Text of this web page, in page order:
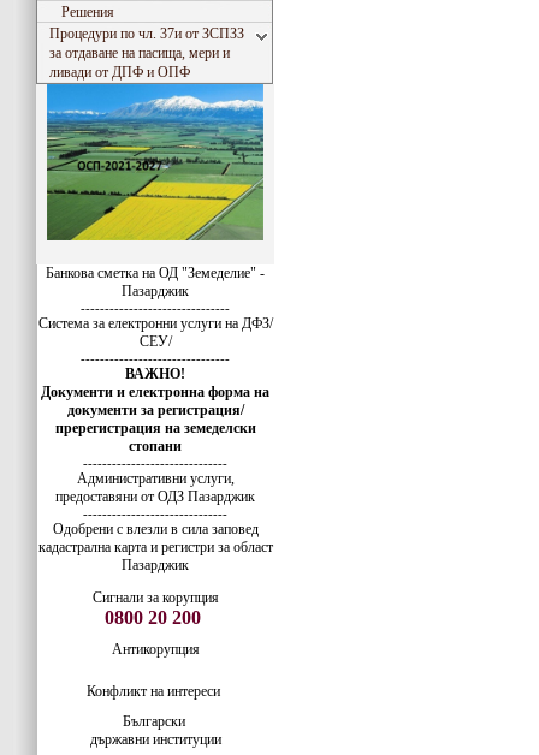
Решения
Процедури по чл. 37и от ЗСПЗЗ
за отдаване на пасища, мери и
ливади от ДПФ и ОПФ
Банкова сметка на ОД "Земеделие" -
Пазарджик
-------------------------------
Система за електронни услуги на ДФЗ/
СЕУ/
-------------------------------
ВАЖНО!
Документи и електронна форма на
документи за регистрация/
пререгистрация на земеделски
стопани
------------------------------
Административни услуги,
предоставяни от ОДЗ Пазарджик
------------------------------
Одобрени с влезли в сила заповед
кадастрална карта и регистри за област
Пазарджик
Сигнали за корупция
0800 20 200
Антикорупция
Конфликт на интереси
Български
държавни институции